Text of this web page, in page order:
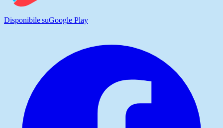
Disponibile suGoogle Play